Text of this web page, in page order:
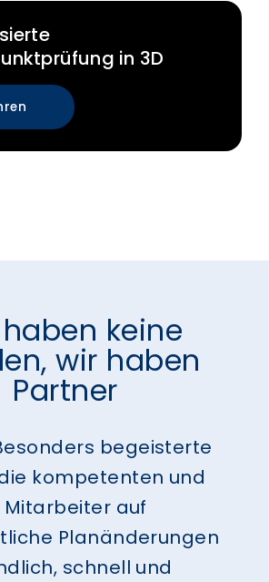
in 3D
keine
wir haben
Partner
begeisterte
kompetenten und
auf
Planänderungen
schnell und